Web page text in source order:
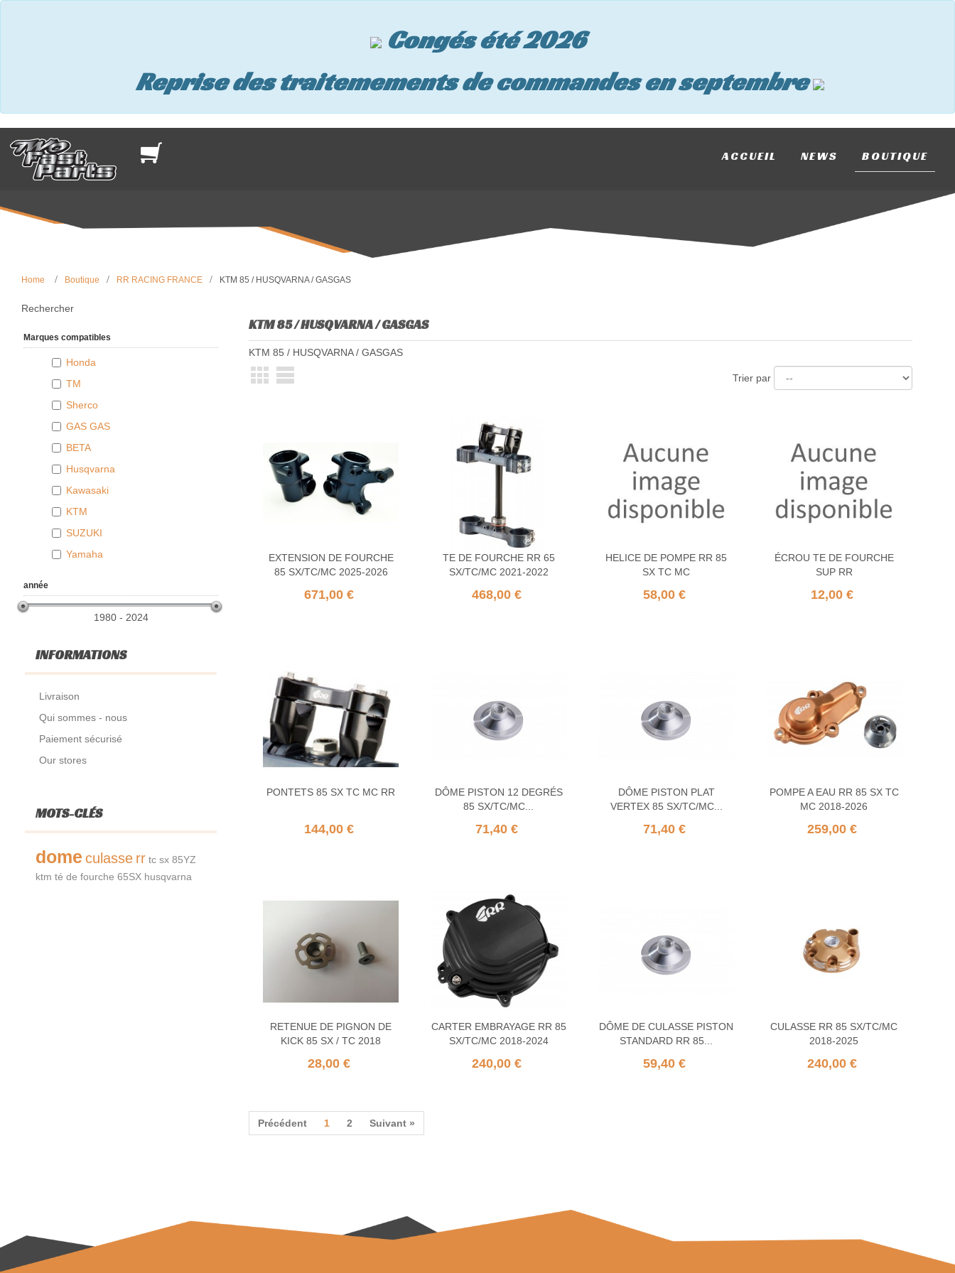
Congés été 2026
Reprise des traitemements de commandes en septembre
ACCUEIL NEWS BOUTIQUE
Home Boutique RR RACING FRANCE KTM 85 / HUSQVARNA / GASGAS
Rechercher
Marques compatibles
Honda
TM
Sherco
GAS GAS
BETA
Husqvarna
Kawasaki
KTM
SUZUKI
Yamaha
année
1980 - 2024
INFORMATIONS
Livraison
Qui sommes - nous
Paiement sécurisé
Our stores
MOTS-CLÉS
dome culasse rr tc sx 85YZ
ktm té de fourche 65SX husqvarna
KTM 85 / HUSQVARNA / GASGAS
KTM 85 / HUSQVARNA / GASGAS
Trier par
EXTENSION DE FOURCHE
85 SX/TC/MC 2025-2026
671,00 €
TE DE FOURCHE RR 65
SX/TC/MC 2021-2022
468,00 €
HELICE DE POMPE RR 85
SX TC MC
58,00 €
ÉCROU TE DE FOURCHE
SUP RR
12,00 €
PONTETS 85 SX TC MC RR
144,00 €
DÔME PISTON 12 DEGRÉS
85 SX/TC/MC...
71,40 €
DÔME PISTON PLAT
VERTEX 85 SX/TC/MC...
71,40 €
POMPE A EAU RR 85 SX TC
MC 2018-2026
259,00 €
RETENUE DE PIGNON DE
KICK 85 SX / TC 2018
28,00 €
CARTER EMBRAYAGE RR 85
SX/TC/MC 2018-2024
240,00 €
DÔME DE CULASSE PISTON
STANDARD RR 85...
59,40 €
CULASSE RR 85 SX/TC/MC
2018-2025
240,00 €
Précédent 1 2 Suivant »